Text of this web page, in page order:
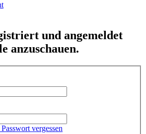
und angemeldet
anzuschauen.
vergessen